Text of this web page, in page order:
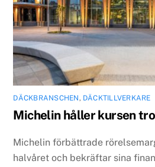
DÄCKBRANSCHEN, DÄCKTILLVERKARE
Michelin håller kursen
Michelin förbättrade
halvåret och bekräftar sina